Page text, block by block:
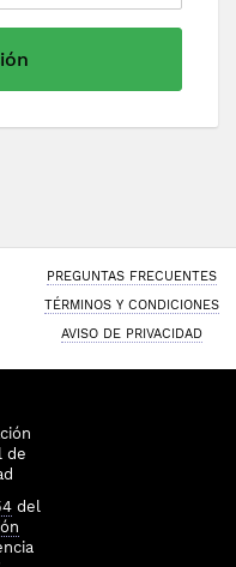
PREGUNTAS FRECUENTES
TÉRMINOS Y CONDICIONES
AVISO DE PRIVACIDAD
de
del